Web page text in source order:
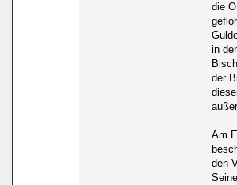
die
in
der
Am
den